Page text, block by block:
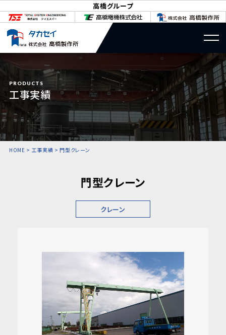
高橋グループ
PRODUCTS
工事実績
HOME > 工事実績 >門型クレーン
門型クレーン
クレーン